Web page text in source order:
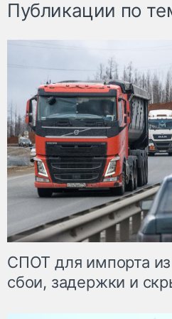
Публикации по
СПОТ для импорта
сбои, задержки и